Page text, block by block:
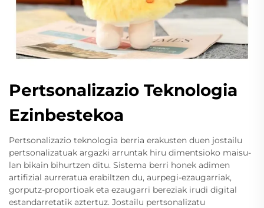
Pertsonalizazio Teknologia
Ezinbestekoa
Pertsonalizazio teknologia berria erakusten duen jostailu
pertsonalizatuak argazki arruntak hiru dimentsioko maisu-
lan bikain bihurtzen ditu. Sistema berri honek adimen
artifizial aurreratua erabiltzen du, aurpegi-ezaugarriak,
gorputz-proportioak eta ezaugarri bereziak irudi digital
estandarretatik aztertuz. Jostailu pertsonalizatu